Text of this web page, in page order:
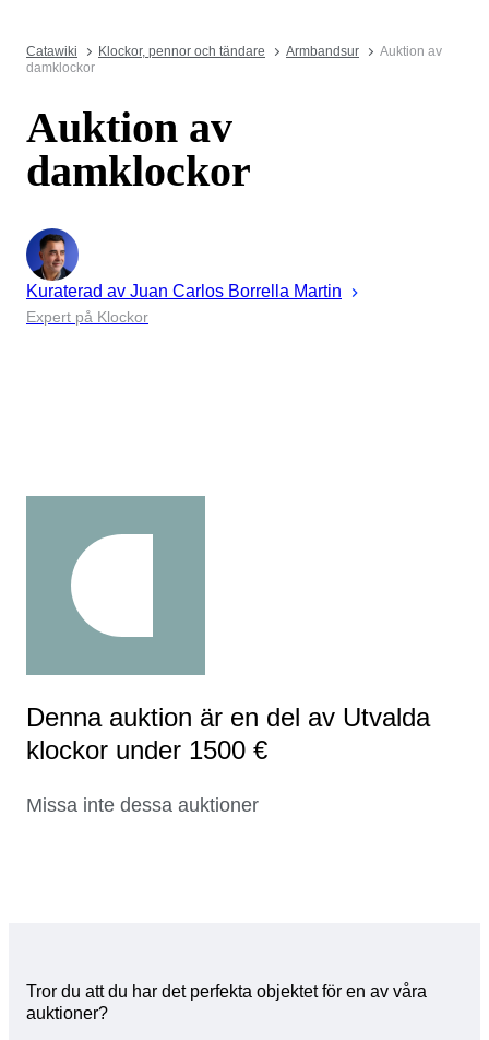
Catawiki Klockor, pennor och tändare Armbandsur
Auktion av
damklockor
Auktion av
damklockor
Kuraterad av Juan Carlos Borrella Martin
Expert på Klockor
Denna auktion är en del av Utvalda
klockor under 1500 €
Missa inte dessa auktioner
Tror du att du har det perfekta objektet för en av våra
auktioner?